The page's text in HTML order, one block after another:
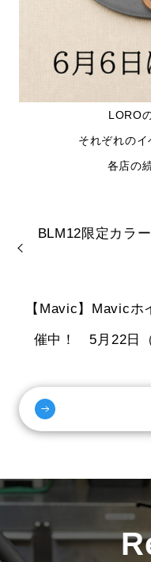
LORO
それぞれのイ
各店の
BLM12限定カラ
【Mavic】Mavicホ
催中！ 5月22日